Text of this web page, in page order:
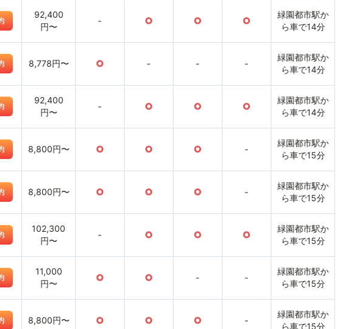
92,400
円〜
- ○ ○ ○
緑園都市駅か
ら車で14分
8,778円〜 ○ - - -
緑園都市駅か
ら車で14分
92,400
円〜
- ○ ○ ○
緑園都市駅か
ら車で14分
8,800円〜 ○ ○ ○ -
緑園都市駅か
ら車で15分
8,800円〜 ○ ○ ○ -
緑園都市駅か
ら車で15分
102,300
円〜
- ○ ○ ○
緑園都市駅か
ら車で15分
11,000
円〜
○ ○ - -
緑園都市駅か
ら車で15分
8,800円〜 ○ ○ ○ -
緑園都市駅か
ら車で15分